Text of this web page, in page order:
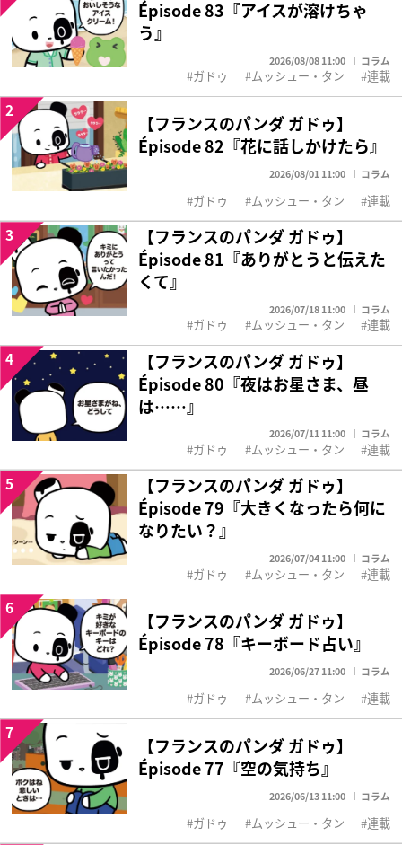
Épisode 83『アイスが溶けちゃ
う』
2026/08/08 11:00 コラム
ガドゥ ムッシュー・タン 連載
【フランスのパンダ ガドゥ】
Épisode 82『花に話しかけたら』
2026/08/01 11:00 コラム
2
ガドゥ ムッシュー・タン 連載
【フランスのパンダ ガドゥ】
Épisode 81『ありがとうと伝えた
くて』
2026/07/18 11:00 コラム
3
ガドゥ ムッシュー・タン 連載
【フランスのパンダ ガドゥ】
Épisode 80『夜はお星さま、昼
は……』
2026/07/11 11:00 コラム
4
ガドゥ ムッシュー・タン 連載
【フランスのパンダ ガドゥ】
Épisode 79『大きくなったら何に
なりたい？』
2026/07/04 11:00 コラム
5
ガドゥ ムッシュー・タン 連載
【フランスのパンダ ガドゥ】
Épisode 78『キーボード占い』
2026/06/27 11:00 コラム
6
ガドゥ ムッシュー・タン 連載
【フランスのパンダ ガドゥ】
Épisode 77『空の気持ち』
2026/06/13 11:00 コラム
7
ガドゥ ムッシュー・タン 連載